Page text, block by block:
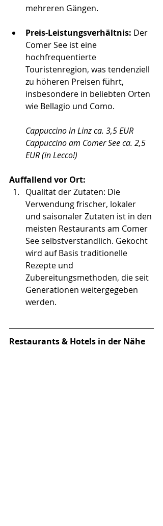
mehreren Gängen.
Preis-Leistungsverhältnis: Der
Comer See ist eine
hochfrequentierte
Touristenregion, was tendenziell
zu höheren Preisen führt,
insbesondere in beliebten Orten
wie Bellagio und Como.
Cappuccino in Linz ca. 3,5 EUR
Cappuccino am Comer See ca. 2,5
EUR (in Lecco!)
Auffallend vor Ort:
Qualität der Zutaten: Die
Verwendung frischer, lokaler
und saisonaler Zutaten ist in den
meisten Restaurants am Comer
See selbstverständlich. Gekocht
wird auf Basis traditionelle
Rezepte und
Zubereitungsmethoden, die seit
Generationen weitergegeben
werden.
Restaurants & Hotels in der Nähe